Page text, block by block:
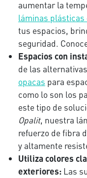
aumentar la
láminas plásticas
tus espacios,
seguridad.
Espacios con
de las
opacas para
como lo son los
este tipo de
Opalit, nuestra
refuerzo de fibra
y altamente
Utiliza colores
exteriores:Las